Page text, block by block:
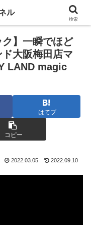
ク】一瞬でほど
大阪梅田店マ
LAND magic
はてブ
コピー
2022.03.05 2022.09.10
ル
検索